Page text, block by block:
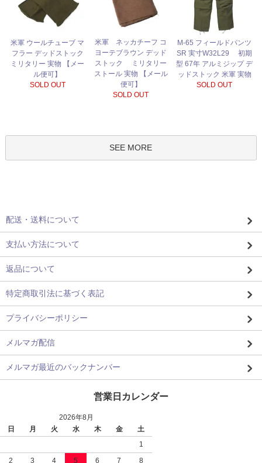
米軍 ウールチューブ マ
フラー デッドストック
ミリタリー 実物 【メー
ル便可】
SOLD OUT
米軍 ネッカチーフ コ
ヨーテブラウン デッド
ストック ミリタリー
ストール 実物 【メール
便可】
SOLD OUT
M-65 フィールドパンツ
SR 実寸W32L29 初期
型 67年 アルミジップ デ
ッドストック 米軍 実物
SOLD OUT
SEE MORE
配送・送料について
支払い方法について
返品について
特定商取引法に基づく表記
プライバシーポリシー
メルマガ配信
メルマガ最近のバックナンバー
営業日カレンダー
2026年8月
日
月 火 水 木 金
土
1
2
3 4 5 6 7
8